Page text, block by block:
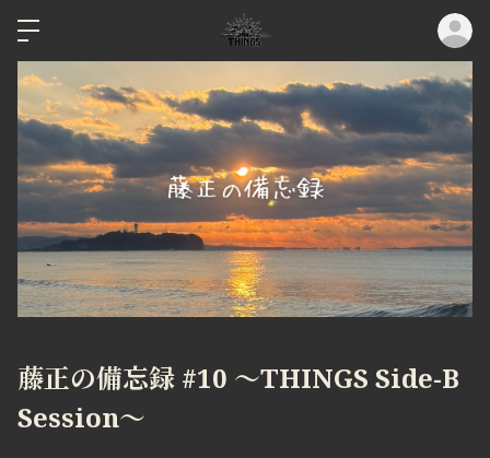
藤正の備忘録 #10 〜THINGS Side-B
Session〜